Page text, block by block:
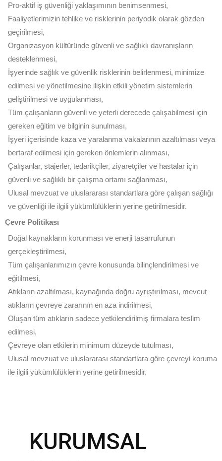
Pro-aktif iş güvenliği yaklaşımının benimsenmesi,
Faaliyetlerimizin tehlike ve risklerinin periyodik olarak gözden
geçirilmesi,
Organizasyon kültüründe güvenli ve sağlıklı davranışların
desteklenmesi,
İşyerinde sağlık ve güvenlik risklerinin belirlenmesi, minimize
edilmesi ve yönetilmesine ilişkin etkili yönetim sistemlerin
geliştirilmesi ve uygulanması,
Tüm çalışanların güvenli ve yeterli derecede çalışabilmesi için
gereken eğitim ve bilginin sunulması,
İşyeri içerisinde kaza ve yaralanma vakalarının azaltılması veya
bertaraf edilmesi için gereken önlemlerin alınması,
Çalışanlar, stajerler, tedarikçiler, ziyaretçiler ve hastalar için
güvenli ve sağlıklı bir çalışma ortamı sağlanması,
Ulusal mevzuat ve uluslararası standartlara göre çalışan sağlığı
ve güvenliği ile ilgili yükümlülüklerin yerine getirilmesidir.
Çevre Politikası
Doğal kaynakların korunması ve enerji tasarrufunun
gerçekleştirilmesi,
Tüm çalışanlarımızın çevre konusunda bilinçlendirilmesi ve
eğitilmesi,
Atıkların azaltılması, kaynağında doğru ayrıştırılması, mevcut
atıkların çevreye zararının en aza indirilmesi,
Oluşan tüm atıkların sadece yetkilendirilmiş firmalara teslim
edilmesi,
Çevreye olan etkilerin minimum düzeyde tutulması,
Ulusal mevzuat ve uluslararası standartlara göre çevreyi koruma
ile ilgili yükümlülüklerin yerine getirilmesidir.
KURUMSAL